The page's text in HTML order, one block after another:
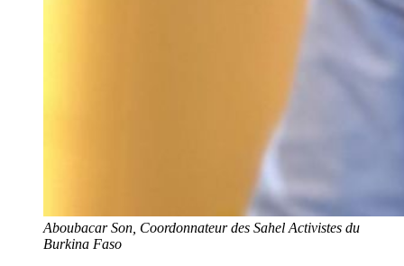
Aboubacar Son, Coordonnateur des Sahel Activistes du
Burkina Faso